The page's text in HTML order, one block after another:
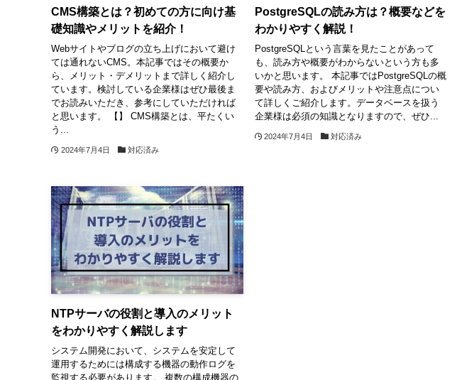
CMS構築とは？初めての方に向け基
礎知識やメリットを紹介！
Webサイトやブログの立ち上げにおいて避け
ては通れないCMS。本記事ではその概要か
ら、メリット・デメリットまで詳しく紹介し
ています。検討している企業様はぜひ最後ま
でお読みいただき、参考にしていただければ
と思います。 【】 CMS構築とは、平たくい
う...
2024年7月4日 対応済み
PostgreSQLの読み方は？概要などを
わかりやすく解説！
PostgreSQLという言葉を見たことがあって
も、読み方や概要がわからないという方も多
いかと思います。 本記事ではPostgreSQLの概
要や読み方、およびメリットや注意点につい
て詳しくご紹介します。データベースを扱う
企業様は必須の知識となりますので、ぜひ...
2024年7月4日 対応済み
NTPサーバの役割と導入のメリット
をわかりやすく解説します
システム開発において、システムを安定して
運用するためには構成する機器の動作ログを
監視する必要があります。 複数の構成機器の